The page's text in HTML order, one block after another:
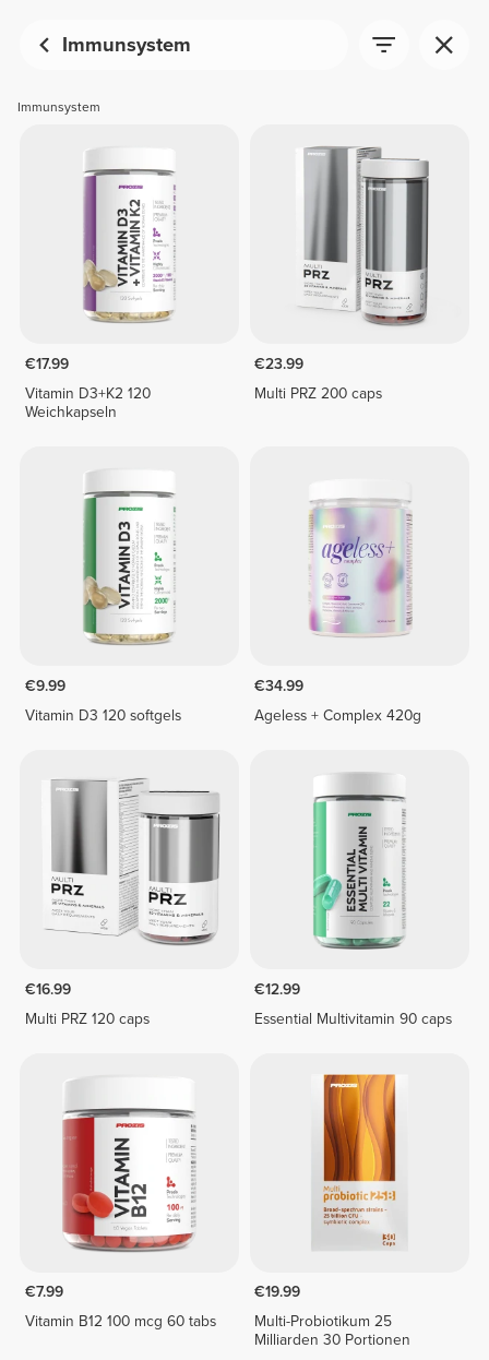
Immunsystem
Immunsystem
€17.99
Vitamin D3+K2 120
Weichkapseln
€23.99
Multi PRZ 200 caps
€9.99
Vitamin D3 120 softgels
€34.99
Ageless + Complex 420g
€16.99
Multi PRZ 120 caps
€12.99
Essential Multivitamin 90 caps
€7.99
Vitamin B12 100 mcg 60 tabs
€19.99
Multi-Probiotikum 25
Milliarden 30 Portionen